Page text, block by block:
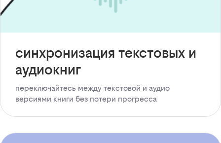
синхронизация текстовых и
аудиокниг
переключайтесь между текстовой и аудио
версиями книги без потери прогресса